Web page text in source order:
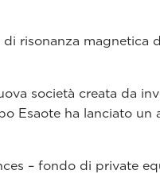
risonanza magnetica
società creata da
Esaote ha lanciato
– fondo di private